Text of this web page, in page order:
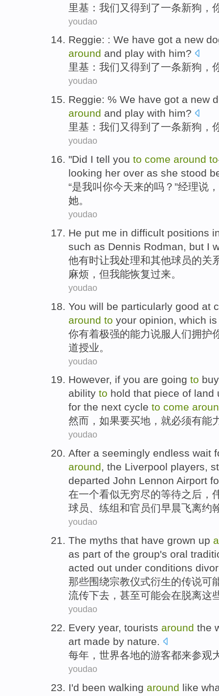
里基 ： 我们 又 得到 了一条新狗 ，
youdao
Reggie: : We have got a new
around and play with him?
里基 ： 我们 又 得到 了一条新狗 ，
youdao
Reggie: % We have got a new
around and play with him?
里基 ： 我们 又 得到 了一条新狗 ，
youdao
"Did I tell you to come around to
looking her over as she stood
“是我叫你今天来的吗？”经理说
她。
youdao
He put me in difficult positions
such as Dennis Rodman, but I
他有时让我处理和其他球员的关
麻烦， 但我能恢复过来。
youdao
You will be particularly good at
around to your opinion which
你有着极强的能力说服 人们拥护
道授业 。
youdao
However, if you are going to buy
ability to hold that piece of land
for the next cycle to come
然而 ， 如果要买地 ， 就必须有能
youdao
After a seemingly endless wait
around, the Liverpool players,
departed John Lennon Airport
在一个看似无穷尽的等待之后，
球员、练组和官员们早晨飞离约
youdao
The myths that have grown up
as part of the group's oral
acted out under conditions
那些围绕宗教仪式衍生的传说可
流传下去 ， 甚至可能会在脱离这
youdao
Every year, tourists around the
art made by nature.
每年 ， 世界各地的游客都来参观
youdao
I'd been walking around like